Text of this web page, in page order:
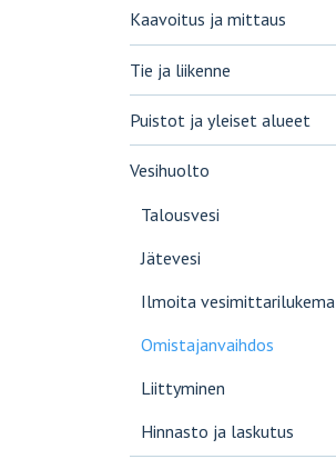
Kaavoitus ja mittaus
Tie ja liikenne
Puistot ja yleiset alueet
Vesihuolto
Talousvesi
Jätevesi
Ilmoita vesimittarilukema
Omistajanvaihdos
Liittyminen
Hinnasto ja laskutus